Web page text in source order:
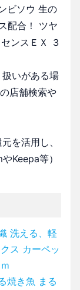
ビソウ 生の
配合！ ツヤ
ンスＥＸ ３
いがある場
店舗検索や
を活用し、
Keepa等）
洗える、軽
ス カーペッ
焼き魚 まる